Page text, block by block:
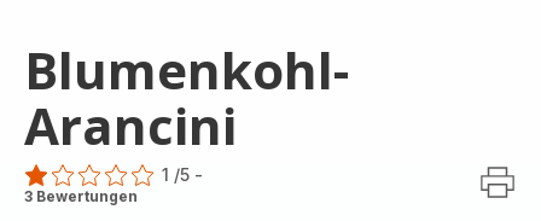
Blumenkohl-
Arancini
Bewertung
1 /5 -
3 Bewertungen